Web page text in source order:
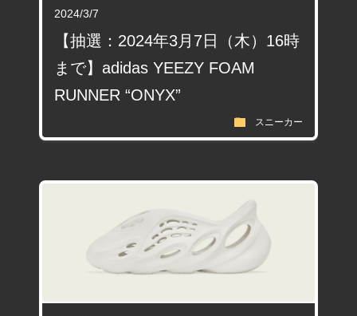
2024/3/7
【抽選：2024年3月7日（木）16時
まで】adidas YEEZY FOAM
RUNNER “ONYX”
folder スニーカー